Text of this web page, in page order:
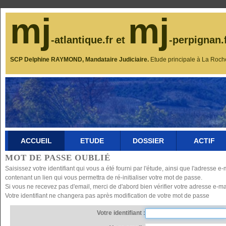
mj-atlantique.fr et mj-
SCP Delphine RAYMOND, Mandataire Judiciaire. Etude principale à La
ACCUEIL ETUDE DOSSIER ACTIF
MOT DE PASSE OUBLIÉ
Saisissez votre identifiant qui vous a été fourni par l'étude, ainsi que l'adresse
contenant un lien qui vous permettra de ré-initialiser votre mot de passe.
Si vous ne recevez pas d'email, merci de d'abord bien vérifier votre adresse e-
Votre identifiant ne changera pas après modification de votre mot de passe
Votre identifiant